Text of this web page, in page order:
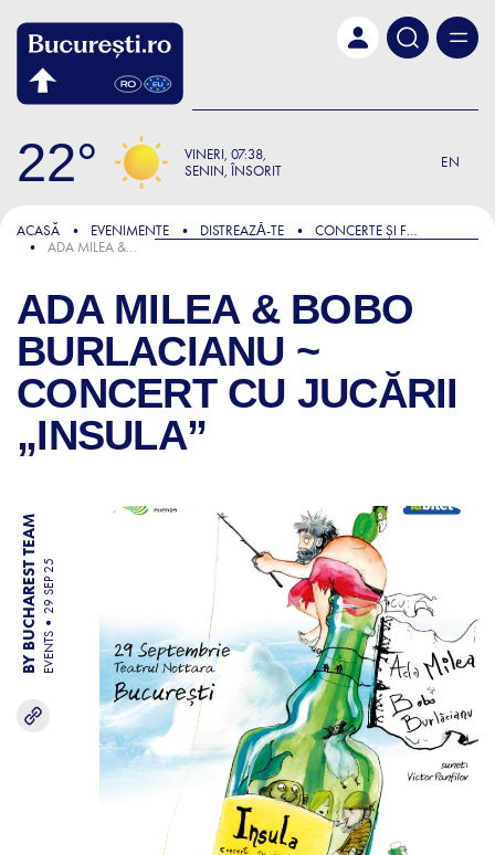
22 VINERI 07:38
SENIN, ÎNSORIT
EN
ACASĂ EVENIMENTE DISTREAZǍ-TE
CONCERTE ȘI FESTIVALURI
ADA MILEA & BOBO BURLACIANU ~ CONCERT CU JUCĂRII „INSULA”
ADA MILEA & BOBO
BURLACIANU ~
CONCERT CU JUCĂRII
„INSULA”
BY BUCHAREST TEAM EVENTS
29 SEP 25